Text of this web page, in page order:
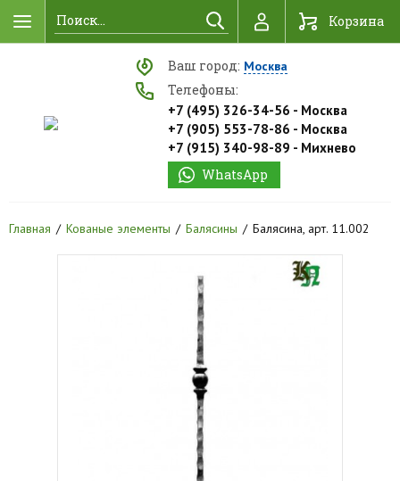
Найти Корзина
Ваш город: Москва
Телефоны:
+7 (495) 326-34-56 - Москва
+7 (905) 553-78-86 - Москва
+7 (915) 340-98-89 - Михнево
WhatsApp
Главная Кованые элементы Балясины Балясина, арт. 11.002